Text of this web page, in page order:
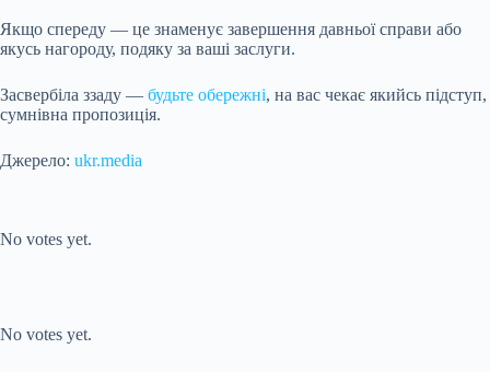
Якщо спереду — це знаменує завершення давньої справи або
якусь нагороду, подяку за ваші заслуги.
Засвербіла ззаду — будьте обережні, на вас чекає якийсь підступ,
сумнівна пропозиція.
Джерело: ukr.media
No votes yet.
No votes yet.